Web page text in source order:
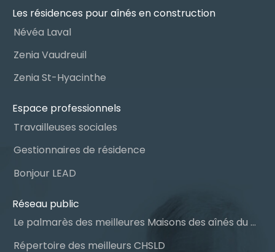
Les résidences pour aînés en construction
Névéa Laval
Zenia Vaudreuil
Zenia St-Hyacinthe
Espace professionnels
Travailleuses sociales
Gestionnaires de résidence
Bonjour LEAD
Réseau public
Le palmarès des meilleures Maisons des aînés du Québec
Répertoire des meilleurs CHSLD